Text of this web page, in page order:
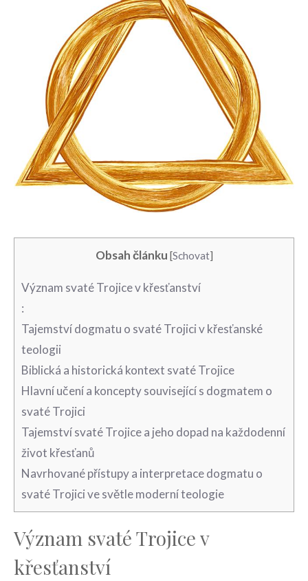
Obsah článku [Schovat]
Význam svaté‍ Trojice v křesťanství
:
Tajemství dogmatu o svaté⁢ Trojici v křesťanské
teologii
Biblická ⁤a historická kontext svaté Trojice
Hlavní učení a koncepty související s dogmatem o⁢
svaté Trojici
Tajemství svaté Trojice a jeho ​dopad na každodenní
život křesťanů
Navrhované ​přístupy a interpretace‍ dogmatu ​o
svaté Trojici ve světle moderní teologie
Význam svaté‍ Trojice v
křesťanství